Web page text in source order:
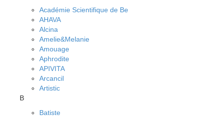
Académie Scientifique de Be
AHAVA
Alcina
Amelie&Melanie
Amouage
Aphrodite
APIVITA
Arcancil
Artistic
B
Batiste